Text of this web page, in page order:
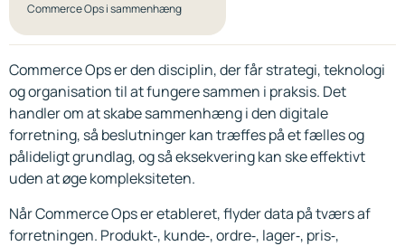
Commerce Ops i sammenhæng
Commerce Ops er den disciplin, der får strategi, teknologi
og organisation til at fungere sammen i praksis. Det
handler om at skabe sammenhæng i den digitale
forretning, så beslutninger kan træffes på et fælles og
pålideligt grundlag, og så eksekvering kan ske effektivt
uden at øge kompleksiteten.
Når Commerce Ops er etableret, flyder data på tværs af
forretningen. Produkt‑, kunde‑, ordre‑, lager‑, pris‑,